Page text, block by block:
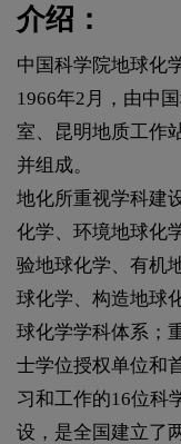
介绍：
中国科学院地球化
1966年2月，由中
室、昆明地质工作
并组成。
地化所重视学科建
化学、环境地球化
验地球化学、有机
球化学、构造地球
球化学学科体系；
士学位授权单位和
习和工作的16位科
设，是全国建立了